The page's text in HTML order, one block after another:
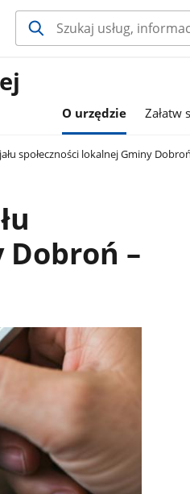
O urzędzie Załatw
społeczności lokalnej Gminy
Dobroń –